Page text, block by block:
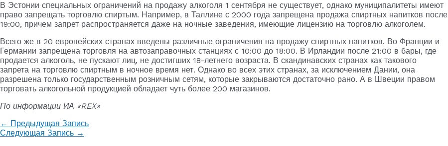
В Эстонии специальных ограничений на продажу алкоголя 1 сентября не существует, однако муниципалитеты имеют
право запрещать торговлю спиртым. Например, в Таллине с 2000 года запрещена продажа спиртных напитков после
19:00, причем запрет распространяется даже на ночные заведения, имеющие лицензию на торговлю алкоголем.
Всего же в 20 европейских странах введены различные ограничения на продажу спиртных напитков. Во Франции и
Германии запрещена торговля на автозаправочных станциях с 10:00 до 18:00. В Ирландии после 21:00 в бары, где
продается алкоголь, не пускают лиц, не достигших 18-летнего возраста. В скандинавских странах как такового
запрета на торговлю спиртным в ночное время нет. Однако во всех этих странах, за исключением Дании, она
разрешена только государственным розничным сетям, которые закрываются достаточно рано. А в Швеции правом
торговать алкогольной продукцией обладает чуть более 200 магазинов.
По информации ИА «REX»
← Предыдущая Запись
Следующая Запись →